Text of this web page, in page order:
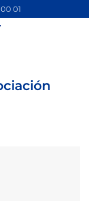
01